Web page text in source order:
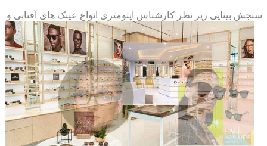
سنجش بینایی زیر نظر کارشناس اپتومتری انواع عینک های آفتابی و